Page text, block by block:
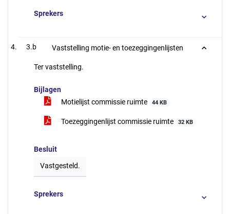
Sprekers
3.b Vaststelling motie- en toezeggingenlijsten
Ter vaststelling.
Bijlagen
Motielijst commissie ruimte
44 KB
Toezeggingenlijst commissie ruimte 32 KB
Besluit
Vastgesteld.
Sprekers